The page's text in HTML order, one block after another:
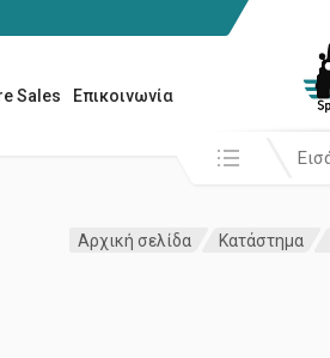
Sales Επικοινωνία
Αναζήτησή σε:
Αρχική σελίδα Κατάστημα